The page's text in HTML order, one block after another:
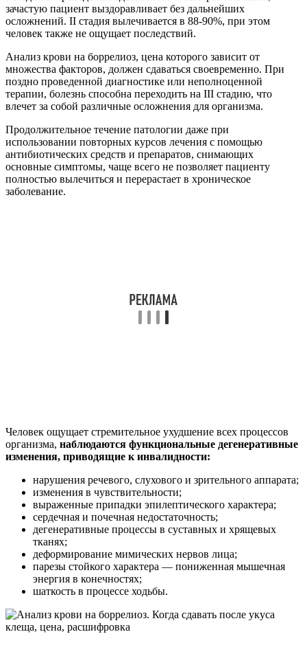
зачастую пациент выздоравливает без дальнейших
осложнений. II стадия вылечивается в 88-90%, при этом
человек также не ощущает последствий.
Анализ крови на боррелиоз, цена которого зависит от
множества факторов, должен сдаваться своевременно. При
поздно проведенной диагностике или неполноценной
терапии, болезнь способна переходить на III стадию, что
влечет за собой различные осложнения для организма.
Продолжительное течение патологии даже при
использовании повторных курсов лечения с помощью
антибиотических средств и препаратов, снимающих
основные симптомы, чаще всего не позволяет пациенту
полностью вылечиться и перерастает в хроническое
заболевание.
Человек ощущает стремительное ухудшение всех процессов
организма, наблюдаются функциональные дегенеративные
изменения, приводящие к инвалидности:
нарушения речевого, слухового и зрительного аппарата;
изменения в чувствительности;
выраженные припадки эпилептического характера;
сердечная и почечная недостаточность;
дегенеративные процессы в суставных и хрящевых
тканях;
деформирование мимических нервов лица;
парезы стойкого характера — пониженная мышечная
энергия в конечностях;
шаткость в процессе ходьбы.